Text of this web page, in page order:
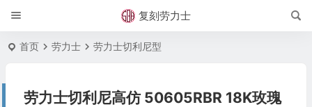
复刻劳力士
首页 劳力士 劳力士切利尼型
劳力士切利尼高仿 50605RBR 18K玫瑰